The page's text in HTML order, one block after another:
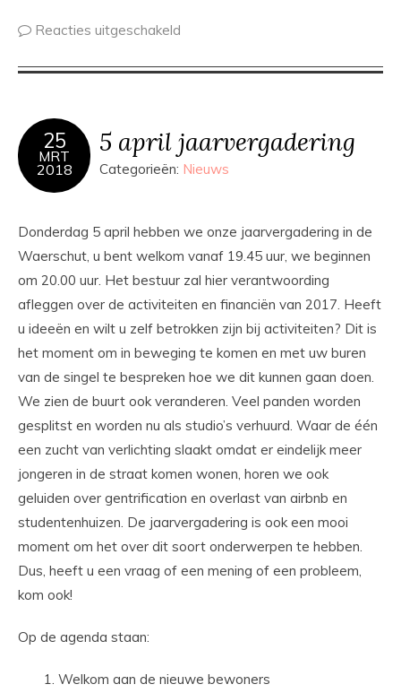
Reacties uitgeschakeld
25
MRT
2018
5 april jaarvergadering
Categorieën: Nieuws
Donderdag 5 april hebben we onze jaarvergadering in de
Waerschut, u bent welkom vanaf 19.45 uur, we beginnen
om 20.00 uur. Het bestuur zal hier verantwoording
afleggen over de activiteiten en financiën van 2017. Heeft
u ideeën en wilt u zelf betrokken zijn bij activiteiten? Dit is
het moment om in beweging te komen en met uw buren
van de singel te bespreken hoe we dit kunnen gaan doen.
We zien de buurt ook veranderen. Veel panden worden
gesplitst en worden nu als studio’s verhuurd. Waar de één
een zucht van verlichting slaakt omdat er eindelijk meer
jongeren in de straat komen wonen, horen we ook
geluiden over gentrification en overlast van airbnb en
studentenhuizen. De jaarvergadering is ook een mooi
moment om het over dit soort onderwerpen te hebben.
Dus, heeft u een vraag of een mening of een probleem,
kom ook!
Op de agenda staan:
Welkom aan de nieuwe bewoners